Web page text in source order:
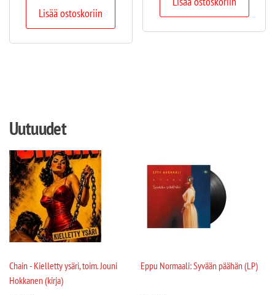
Lisää ostoskoriin
Uutuudet
Chain - Kielletty ysäri, toim. Jouni
Hokkanen (kirja)
Eppu Normaali: Syvään päähän (LP)